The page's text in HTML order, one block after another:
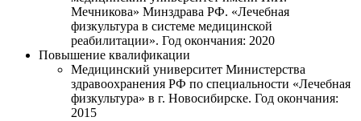
Мечникова» Минздрава РФ. «Лечебная
физкультура в системе медицинской
реабилитации». Год окончания: 2020
Повышение квалификации
Медицинский университет Министерства
здравоохранения РФ по специальности «Лечебная
физкультура» в г. Новосибирске. Год окончания:
2015